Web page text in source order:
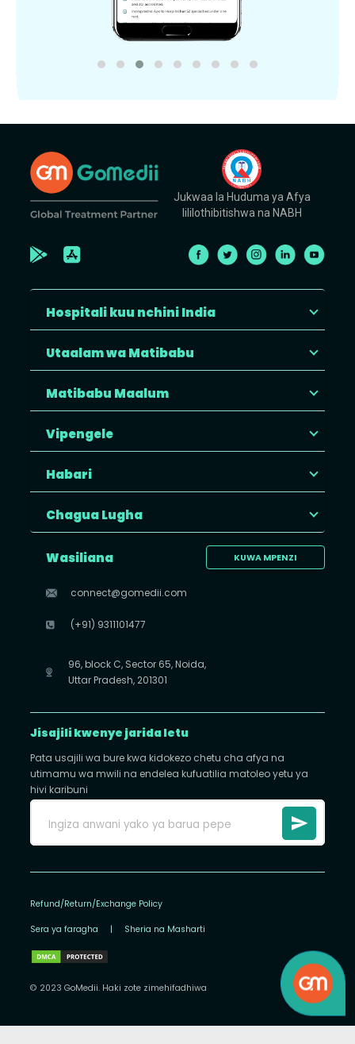
Jukwaa la Huduma ya Afya
lililothibitishwa na NABH
Hospitali kuu nchini India
Utaalam wa Matibabu
Matibabu Maalum
Vipengele
Habari
Chagua Lugha
KUWA MPENZI
Wasiliana
connect@gomedii.com
(+91) 9311101477
96, block C, Sector 65, Noida,
Uttar Pradesh, 201301
Jisajili kwenye jarida letu
Pata usajili wa bure kwa kidokezo chetu cha afya na
utimamu wa mwili na endelea kufuatilia matoleo yetu ya
hivi karibuni
Refund/Return/Exchange Policy
Sera ya faragha | Sheria na Masharti
© 2023 GoMedii. Haki zote zimehifadhiwa